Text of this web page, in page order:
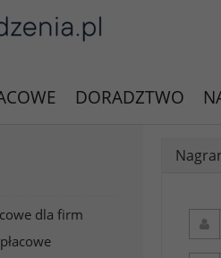
DORADZTWO
dla firm